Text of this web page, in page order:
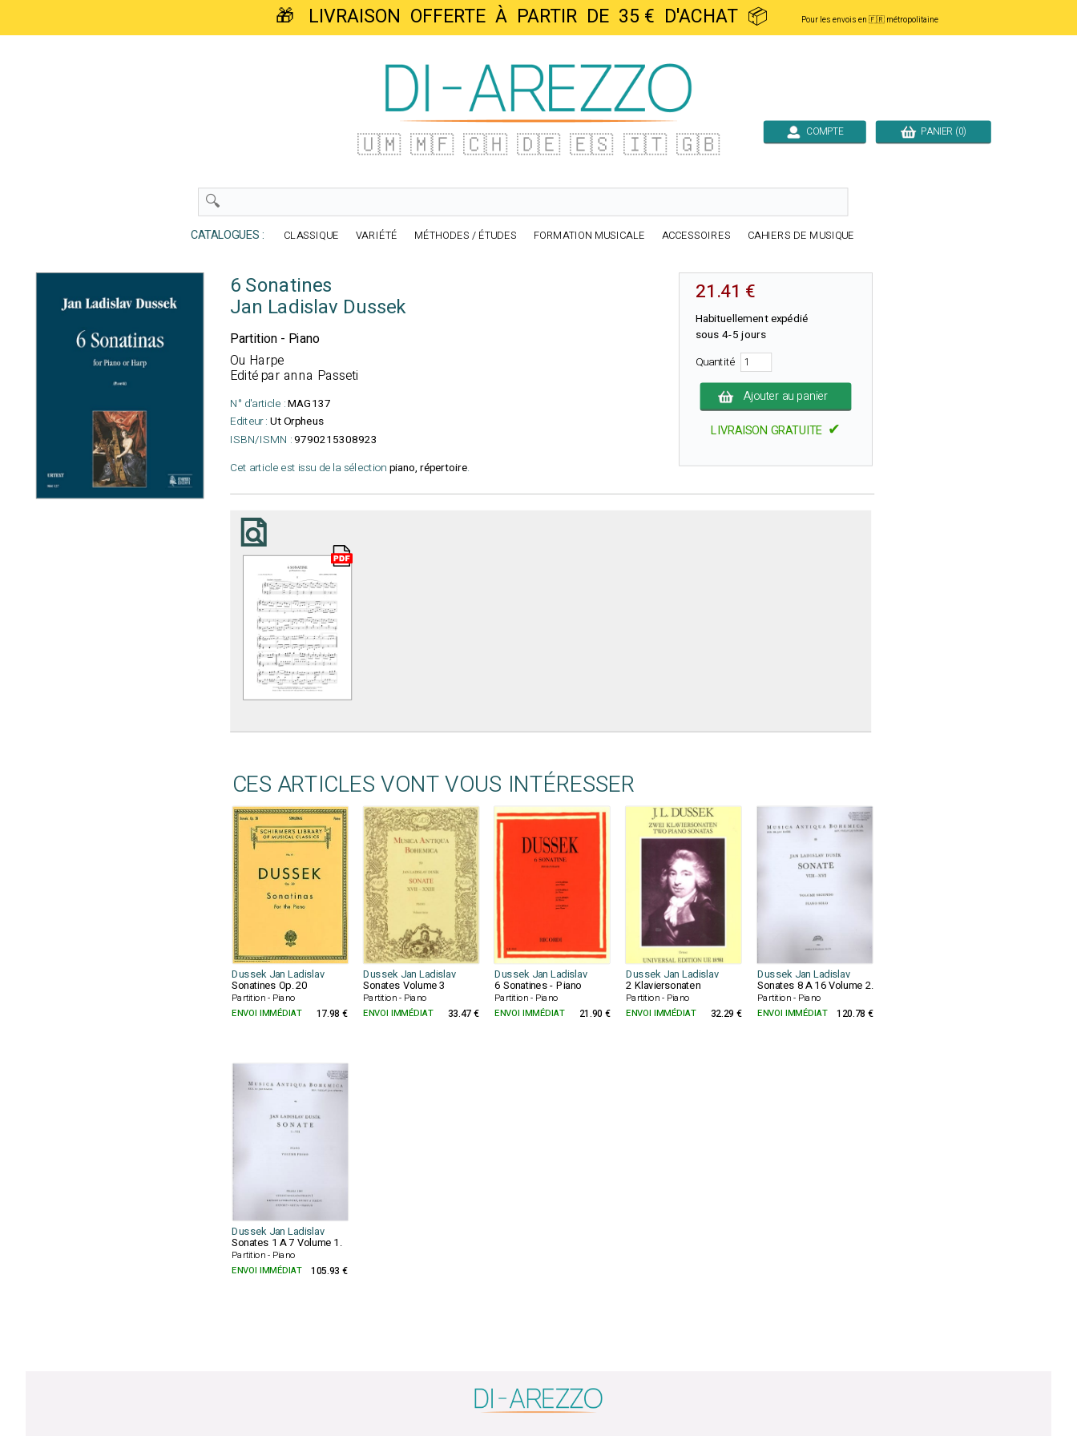
🎁 LIVRAISON OFFERTE À PARTIR DE 35 € D'ACHAT 📦 Pour les envois en 🇫🇷 métropolitaine
🇺🇲 🇲🇫 🇨🇭 🇩🇪 🇪🇸 🇮🇹 🇬🇧 COMPTE PANIER (0)
CATALOGUES : CLASSIQUE VARIÉTÉ MÉTHODES / ÉTUDES FORMATION MUSICALE ACCESSOIRES CAHIERS DE MUSIQUE
6 Sonatines
Jan Ladislav Dussek
Partition - Piano
Ou Harpe
Edité par anna Passeti
N° d'article :MAG137
Editeur : Ut Orpheus
ISBN/ISMN :9790215308923
Cet article est issu de la sélection piano, répertoire.
21.41 €
Habituellement expédié
sous 4-5 jours
Quantité
Ajouter au panier
LIVRAISON GRATUITE ✔
CES ARTICLES VONT VOUS INTÉRESSER
Dussek Jan Ladislav Dussek Jan Ladislav Dussek Jan Ladislav Dussek Jan Ladislav Dussek Jan Ladislav
Sonatines Op. 20
Partition - Piano
Sonates Volume 3
Partition - Piano
6 Sonatines - Piano
Partition - Piano
2 Klaviersonaten
Partition - Piano
Sonates 8 A 16 Volume 2.
Partition - Piano
ENVOI IMMÉDIAT 17.98 € ENVOI IMMÉDIAT 33.47 € ENVOI IMMÉDIAT 21.90 € ENVOI IMMÉDIAT 32.29 € ENVOI IMMÉDIAT 120.78 €
Dussek Jan Ladislav
Sonates 1 A 7 Volume 1.
Partition - Piano
ENVOI IMMÉDIAT 105.93 €